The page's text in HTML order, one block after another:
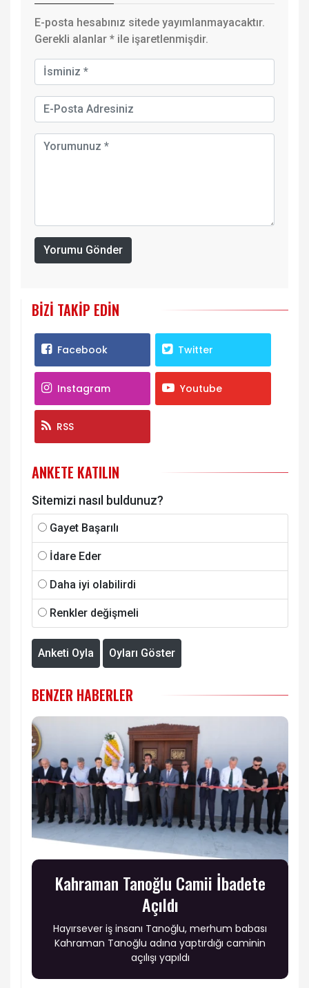
E-posta hesabınız sitede yayımlanmayacaktır.
Gerekli alanlar * ile işaretlenmişdir.
Yorumu Gönder
BIZI TAKIP EDIN
Facebook Twitter
Instagram Youtube
RSS
ANKETE KATILIN
Sitemizi nasıl buldunuz?
Gayet Başarılı
İdare Eder
Daha iyi olabilirdi
Renkler değişmeli
Anketi Oyla Oyları Göster
BENZER HABERLER
Kahraman Tanoğlu Camii İbadete
Açıldı
Hayırsever iş insanı Tanoğlu, merhum babası
Kahraman Tanoğlu adına yaptırdığı caminin
açılışı yapıldı